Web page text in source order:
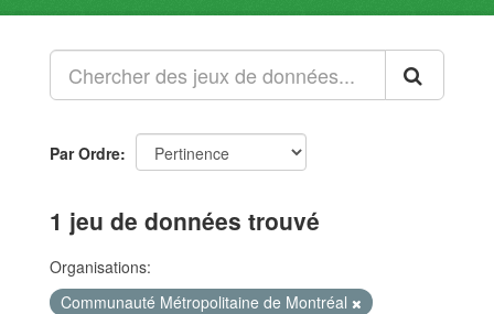
Par Ordre
1 jeu de données trouvé
Organisations:
Communauté Métropolitaine de Montréal